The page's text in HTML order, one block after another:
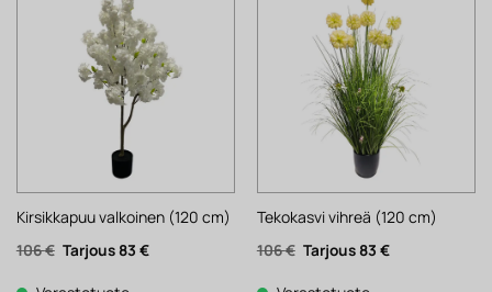
Kirsikkapuu valkoinen (120 cm)
106€ Alkuperäinen
hinta
83 €Nykyinen
Tekokasvi vihreä (120 cm)
106€ Alkuperäinen
hinta
83 €Nykyinen